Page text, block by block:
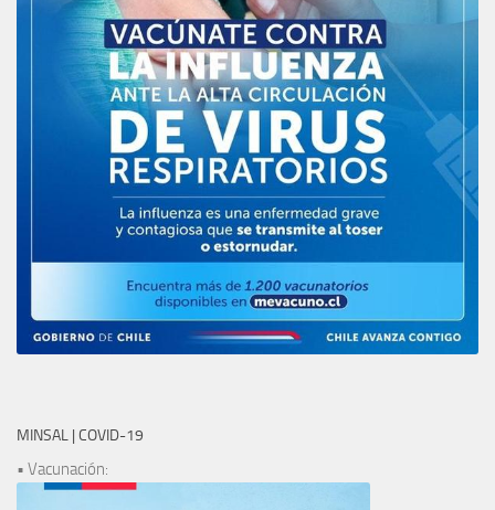
MINSAL | COVID-19
• Vacunación: